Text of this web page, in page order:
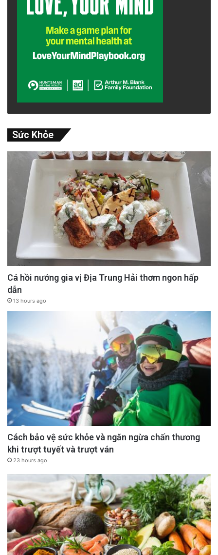
Sức Khỏe
Cá hồi nướng gia vị Địa Trung Hải thơm ngon hấp
dẫn
13 hours ago
Cách bảo vệ sức khỏe và ngăn ngừa chấn thương
khi trượt tuyết và trượt ván
23 hours ago